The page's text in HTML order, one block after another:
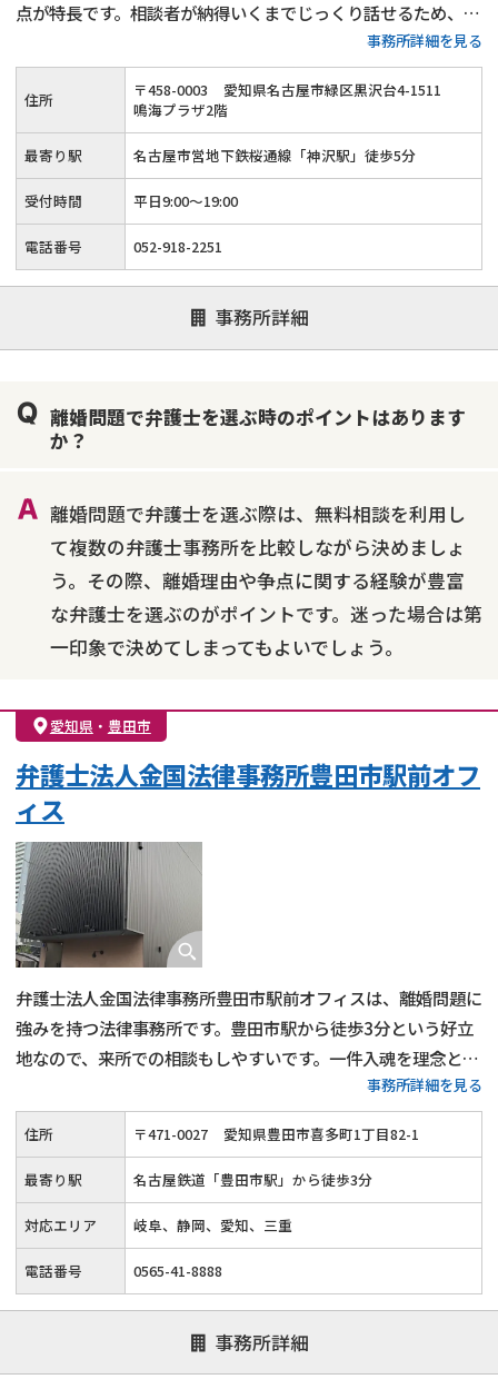
点が特長です。相談者が納得いくまでじっくり話せるため、複
雑な事情や不安を抱えた方でも、落ち着いて相談できる環境が
整っています。
事務所詳細を見る
住所 〒458-0003
愛知県名古屋市緑区黒沢台4-1511
鳴海プラザ2階
最寄り駅 名古屋市営地下鉄桜通線「神沢駅」徒歩5分
受付時間 平日9:00～19:00
電話番号 052-918-2251
事務所詳細
離婚問題で弁護士を選ぶ時のポイントはあります
か？
離婚問題で弁護士を選ぶ際は、無料相談を利用し
て複数の弁護士事務所を比較しながら決めましょ
う。その際、離婚理由や争点に関する経験が豊富
な弁護士を選ぶのがポイントです。迷った場合は第
一印象で決めてしまってもよいでしょう。
愛知県 ・ 豊田市
弁護士法人金国法律事務所豊田市駅前オフ
ィス
弁護士法人金国法律事務所豊田市駅前オフィスは、離婚問題に
強みを持つ法律事務所です。豊田市駅から徒歩3分という好立
地なので、来所での相談もしやすいです。一件入魂を理念とし
て、目の前にある一件の仕事に全力を注ぎ、迅速かつ的確な対
応を心掛けています。
事務所詳細を見る
住所 〒471-0027 愛知県豊田市喜多町1丁目82-1
最寄り駅 名古屋鉄道「豊田市駅」から徒歩3分
対応エリア 岐阜、静岡、愛知、三重
電話番号 0565-41-8888
事務所詳細